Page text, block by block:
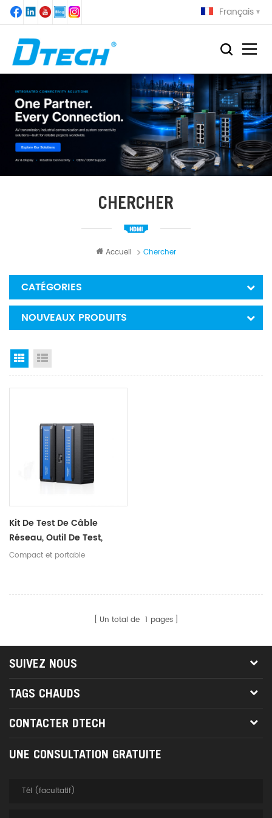
Français
CHERCHER
Accueil Chercher
CATÉGORIES
NOUVEAUX PRODUITS
Grid View
Kit De Test De Câble
Réseau, Outil De Test,
Bureau, Maison, RJ45, RJ11,
Compact et portable
Un total de 1 pages
SUIVEZ NOUS
TAGS CHAUDS
CONTACTER DTECH
UNE CONSULTATION GRATUITE